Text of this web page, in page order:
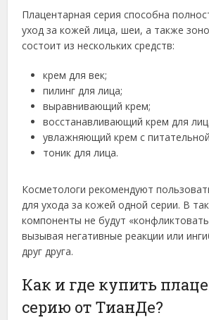
Плацентарная серия способна
уход за кожей лица, шеи, а также
состоит из нескольких средств:
крем для век;
пилинг для лица;
выравнивающий крем;
восстанавливающий крем для
увлажняющий крем с
тоник для лица.
Косметологи рекомендуют
для ухода за кожей одной серии. В
компоненты не будут
вызывая негативные реакции или
друг друга.
Как и где купить
серию от ТианДе?